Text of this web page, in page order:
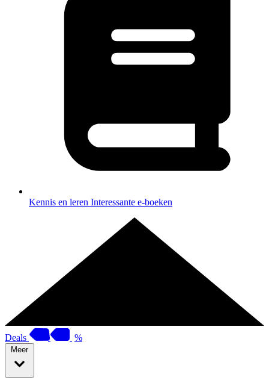
Kennis en leren Interessante e-boeken
Deals %
Meer